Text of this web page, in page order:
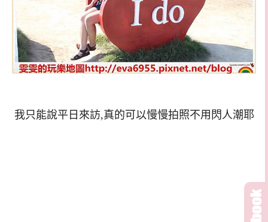
我只能說平日來訪,真的可以慢慢拍照不用閃人潮耶